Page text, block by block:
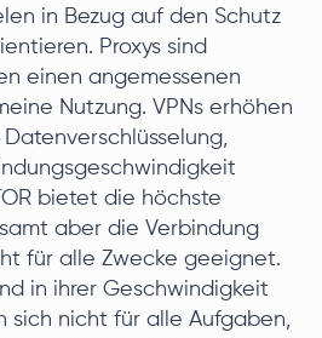
in Bezug auf den Schutz
Proxys sind
einen angemessenen
Nutzung. VPNs erhöhen
bietet die höchste
aber die Verbindung
für alle Zwecke geeignet.
in ihrer Geschwindigkeit
sich nicht für alle Aufgaben,